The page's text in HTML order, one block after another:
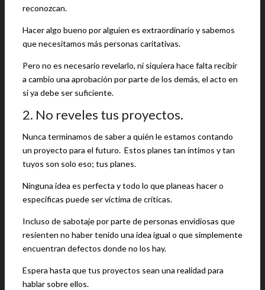
reconozcan.
Hacer algo bueno por alguien es extraordinario y sabemos
que necesitamos más personas caritativas.
Pero no es necesario revelarlo, ni siquiera hace falta recibir
a cambio una aprobación por parte de los demás, el acto en
si ya debe ser suficiente.
2. No reveles tus proyectos.
Nunca terminamos de saber a quién le estamos contando
un proyecto para el futuro. Estos planes tan íntimos y tan
tuyos son solo eso; tus planes.
Ninguna idea es perfecta y todo lo que planeas hacer o
especificas puede ser víctima de críticas.
Incluso de sabotaje por parte de personas envidiosas que
resienten no haber tenido una idea igual o que simplemente
encuentran defectos donde no los hay.
Espera hasta que tus proyectos sean una realidad para
hablar sobre ellos.